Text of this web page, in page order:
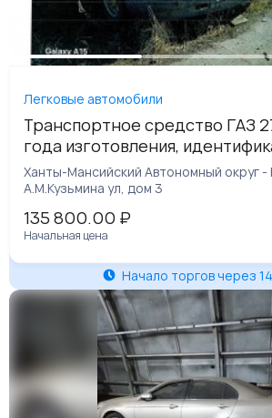
Легковые автомобили
Транспортное средство ГАЗ 2752,
года изготовления,
номер (VIN)
Ханты-Мансийский Автономный округ
А.М.Кузьмина ул, дом 3
135 800.00 ₽
Начальная цена
Начало торгов через